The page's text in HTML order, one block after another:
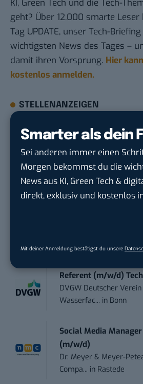
Smarter als dein
Sei anderen immer einen
Morgen bekommst du die
News aus KI, Green Tech &
direkt, exklusiv und kostenlos
Mit deiner Anmeldung bestätigst du unsere
KI, Green Tech und die Tech-
geht? Über 12.000 smarte
Tag UPDATE, unser Tech-
wichtigsten News des Tages –
damit ihren Vorsprung. Hier
kostenlos anmelden.
STELLENANZEIGEN
Social Media Content
Anforderungs- und
touristische...
BANNERKÖNIG GmbHin
Referent (m/w/d)
DVGW Deutscher
Wasserfac... in Bonn
Social Media
(m/w/d)
Dr. Meyer & Meyer-
Compa... in Rastede